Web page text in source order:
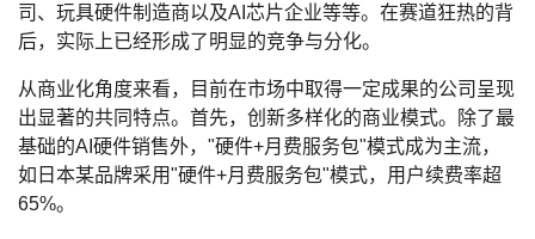
司、玩具硬件制造商以及AI芯片企业等等。在赛道狂热的背
后，实际上已经形成了明显的竞争与分化。
从商业化角度来看，目前在市场中取得一定成果的公司呈现
出显著的共同特点。首先，创新多样化的商业模式。除了最
基础的AI硬件销售外，"硬件+月费服务包"模式成为主流，
如日本某品牌采用"硬件+月费服务包"模式，用户续费率超
65%。